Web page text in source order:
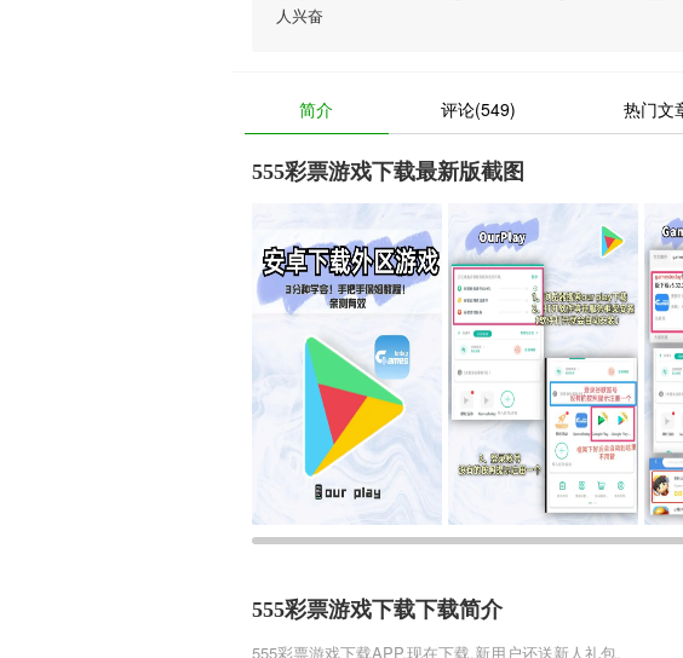
人兴奋
简介 评论(549) 热门文
555彩票游戏下载最新版截图
555彩票游戏下载下载简介
555彩票游戏下载APP,现在下载,新用户还送新人礼包.